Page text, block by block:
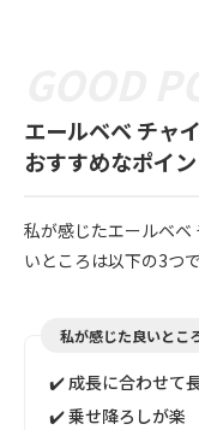
エールベベ チャ
おすすめなポイ
私が感じたエールベベ
いところは以下の3つで
私が感じた良いとこ
✔️ 成長に合わせて
✔️ 乗せ降ろしが楽